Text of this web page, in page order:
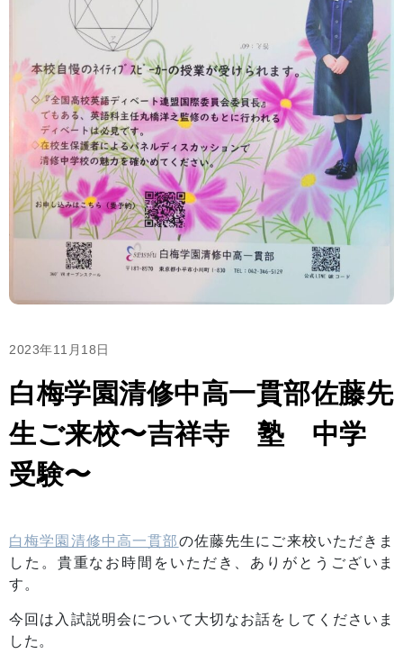
2023年11月18日
白梅学園清修中高一貫部佐藤先
生ご来校〜吉祥寺 塾 中学
受験〜
白梅学園清修中高一貫部の佐藤先生にご来校いただきま
した。貴重なお時間をいただき、ありがとうございま
す。
今回は入試説明会について大切なお話をしてくださいま
した。